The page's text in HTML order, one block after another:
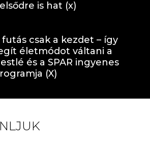
is hat (x)
futás csak a kezdet – így
életmódot váltani a
és a SPAR ingyenes
(X)